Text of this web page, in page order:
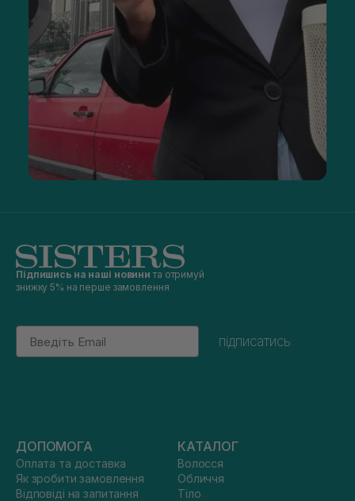
Підпишись на наші новини та отримуй
знижку 5% на перше замовлення
Email
підписатись
ДОПОМОГА
Оплата та доставка
Як зробити замовлення
Відповіді на запитання
КАТАЛОГ
Волосся
Обличчя
Тіло